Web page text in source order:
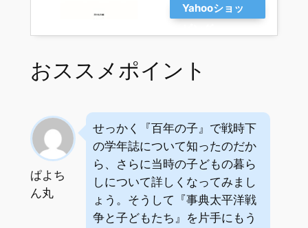
Yahooショッ
おススメポイント
ぱよち
ん丸
せっかく『百年の子』で戦時下
の学年誌について知ったのだか
ら、さらに当時の子どもの暮ら
しについて詳しくなってみまし
ょう。そうして『事典太平洋戦
争と子どもたち』を片手にもう